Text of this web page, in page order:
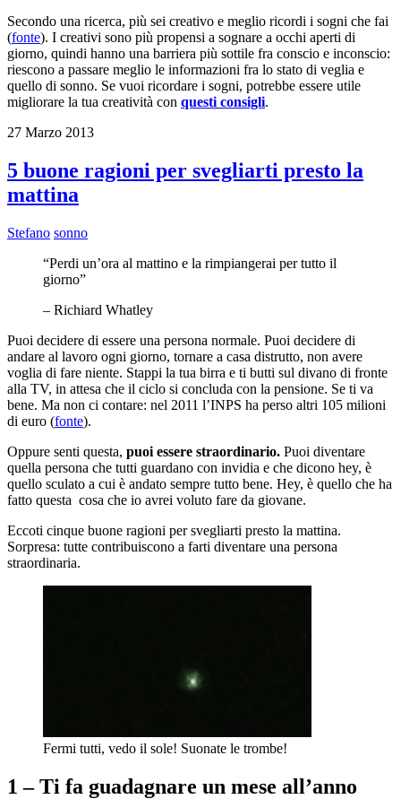
Secondo una ricerca, più sei creativo e meglio ricordi i sogni che fai
(fonte). I creativi sono più propensi a sognare a occhi aperti di
giorno, quindi hanno una barriera più sottile fra conscio e inconscio:
riescono a passare meglio le informazioni fra lo stato di veglia e
quello di sonno. Se vuoi ricordare i sogni, potrebbe essere utile
migliorare la tua creatività con questi consigli.
27 Marzo 2013
5 buone ragioni per svegliarti presto la
mattina
Stefano sonno
“Perdi un’ora al mattino e la rimpiangerai per tutto il
giorno”
– Richiard Whatley
Puoi decidere di essere una persona normale. Puoi decidere di
andare al lavoro ogni giorno, tornare a casa distrutto, non avere
voglia di fare niente. Stappi la tua birra e ti butti sul divano di fronte
alla TV, in attesa che il ciclo si concluda con la pensione. Se ti va
bene. Ma non ci contare: nel 2011 l’INPS ha perso altri 105 milioni
di euro (fonte).
Oppure senti questa, puoi essere straordinario. Puoi diventare
quella persona che tutti guardano con invidia e che dicono hey, è
quello sculato a cui è andato sempre tutto bene. Hey, è quello che ha
fatto questa cosa che io avrei voluto fare da giovane.
Eccoti cinque buone ragioni per svegliarti presto la mattina.
Sorpresa: tutte contribuiscono a farti diventare una persona
straordinaria.
Fermi tutti, vedo il sole! Suonate le trombe!
1 – Ti fa guadagnare un mese all’anno